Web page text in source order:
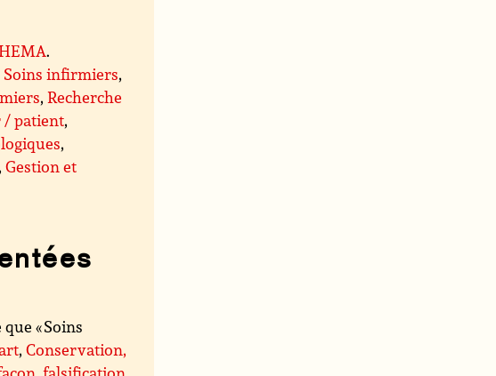
.
Soins infirmiers,
,Recherche
patient,
,
,Gestion et
« Soins
,Conservation,